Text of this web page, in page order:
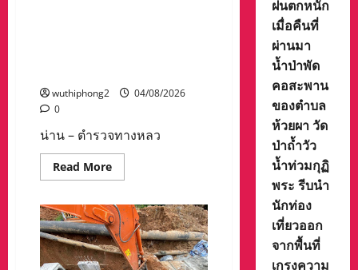
wuthiphong2
04/08/2026
0
น่าน – ตำรวจทางหลว
Read MoreRead
more
บรรทุก
พ่วง
พลิก
คว่ำ
ขวาง
ถนน
ฝนตกหนัก
เมื่อคืนที่
ผ่านมา
น้ำป่าพัด
คอสะพาน
ของตำบล
ห้วยผา วัด
ป่าถ้ำวัว
น้ำท่วมกุฏิ
พระ รีบนำ
นักท่อง
เที่ยวออก
จากพื้นที่
เกรงความ